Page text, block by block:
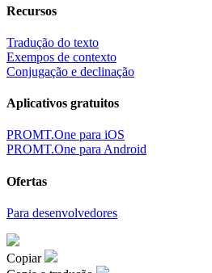
Recursos
Tradução do texto
Exempos de contexto
Conjugação e declinação
Aplicativos gratuitos
PROMT.One para iOS
PROMT.One para Android
Ofertas
Para desenvolvedores
Copiar